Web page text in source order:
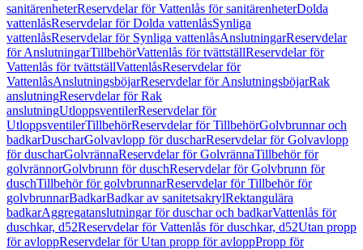
sanitärenheterReservdelar för Vattenlås för sanitärenheterDolda
vattenlåsReservdelar för Dolda vattenlåsSynliga
vattenlåsReservdelar för Synliga vattenlåsAnslutningarReservdelar
för AnslutningarTillbehörVattenlås för tvättställReservdelar för
Vattenlås för tvättställVattenlåsReservdelar för
VattenlåsAnslutningsböjarReservdelar för AnslutningsböjarRak
anslutningReservdelar för Rak
anslutningUtloppsventilerReservdelar för
UtloppsventilerTillbehörReservdelar för TillbehörGolvbrunnar och
badkarDuscharGolvavlopp för duscharReservdelar för Golvavlopp
för duscharGolvrännaReservdelar för GolvrännaTillbehör för
golvrännorGolvbrunn för duschReservdelar för Golvbrunn för
duschTillbehör för golvbrunnarReservdelar för Tillbehör för
golvbrunnarBadkarBadkar av sanitetsakrylRektangulära
badkarAggregatanslutningar för duschar och badkarVattenlås för
duschkar, d52Reservdelar för Vattenlås för duschkar, d52Utan propp
för avloppReservdelar för Utan propp för avloppPropp för